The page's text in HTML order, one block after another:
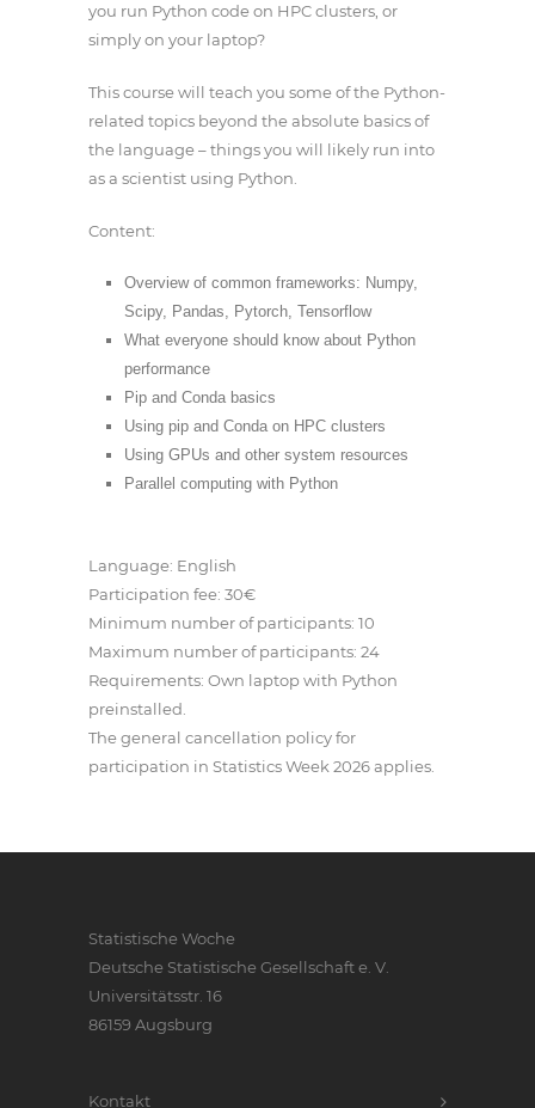
you run Python code on HPC clusters, or
simply on your laptop?
This course will teach you some of the Python-
related topics beyond the absolute basics of
the language – things you will likely run into
as a scientist using Python.
Content:
Overview of common frameworks: Numpy,
Scipy, Pandas, Pytorch, Tensorflow
What everyone should know about Python
performance
Pip and Conda basics
Using pip and Conda on HPC clusters
Using GPUs and other system resources
Parallel computing with Python
Language: English
Participation fee: 30€
Minimum number of participants: 10
Maximum number of participants: 24
Requirements: Own laptop with Python
preinstalled.
The general cancellation policy for
participation in Statistics Week 2026 applies.
Statistische Woche
Deutsche Statistische Gesellschaft e. V.
Universitätsstr. 16
86159 Augsburg
Kontakt